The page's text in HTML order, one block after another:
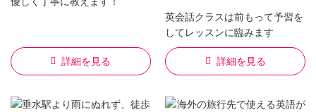
詳細を見る
英会話クラスは前もって予習を
してレッスンに臨みます
詳細を見る